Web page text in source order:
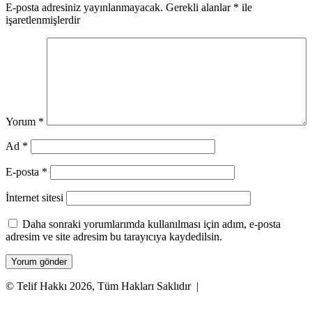
E-posta adresiniz yayınlanmayacak. Gerekli alanlar * ile
işaretlenmişlerdir
Yorum *
Ad *
E-posta *
İnternet sitesi
Daha sonraki yorumlarımda kullanılması için adım, e-posta
adresim ve site adresim bu tarayıcıya kaydedilsin.
© Telif Hakkı 2026, Tüm Hakları Saklıdır |